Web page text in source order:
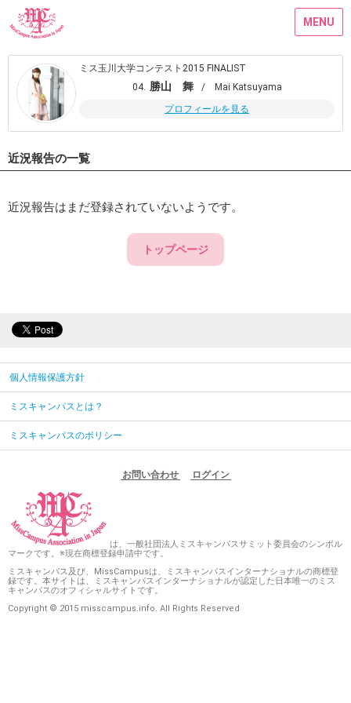
MENU
ミス玉川大学コンテスト2015 FINALIST
04. 勝山 舞
/ Mai Katsuyama
プロフィールを見る
近況報告の一覧
近況報告はまだ登録されていないようです。
トップページ
個人情報保護方針
ミスキャンパスとは？
ミスキャンパスのポリシー
お問い合わせ ログイン
は、一般社団法人ミスキャンパスサミット委員会のシンボル
マークです。※現在商標登録申請中です。
ミスキャンパス及び、MissCampusは、ミスキャンパスインターナショナルの商標登
録です。本サイトは、ミスキャンパスインターナショナルが認定した日本唯一のミス
キャンパスのオフィシャルサイトです。
Copyright © 2015 misscampus.info. All Rights Reserved